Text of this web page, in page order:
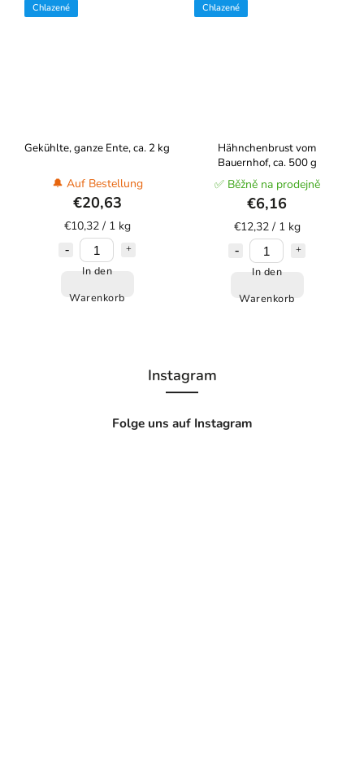
Chlazené
Gekühlte, ganze Ente, ca. 2 kg
🔔 Auf Bestellung
€20,63
€10,32 / 1 kg
In den
Warenkorb
Chlazené
Hähnchenbrust vom
Bauernhof, ca. 500 g
✅ Běžně na prodejně
€6,16
€12,32 / 1 kg
In den
Warenkorb
Instagram
Folge uns auf Instagram